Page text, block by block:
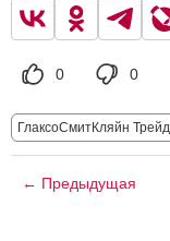
0 0
ГлаксоСмитКляйн
← Предыдущая